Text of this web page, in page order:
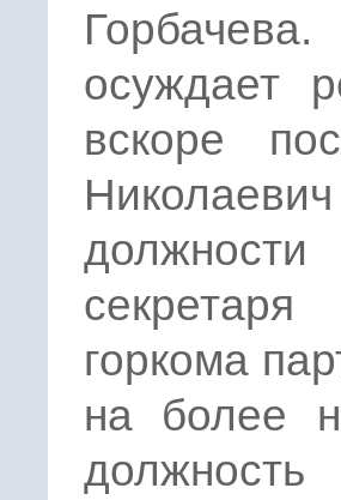
осуждает
вскоре
горкома
на более